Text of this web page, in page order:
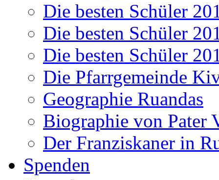
Die besten Schüler
Die besten Schüler
Die besten Schüler
Die Pfarrgemeinde
Geographie Ruandas
Biographie von Pater
Der Franziskaner in
Spenden